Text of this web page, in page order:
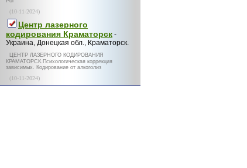
(10-11-2024)
Центр лазерного
кодирования Краматорск -
Украина, Донецкая обл., Краматорск.
ЦЕНТР ЛАЗЕРНОГО КОДИРОВАНИЯ
КРАМАТОРСК.Психологическая коррекция
зависимых. Кодирование от алкоголиз
(10-11-2024)